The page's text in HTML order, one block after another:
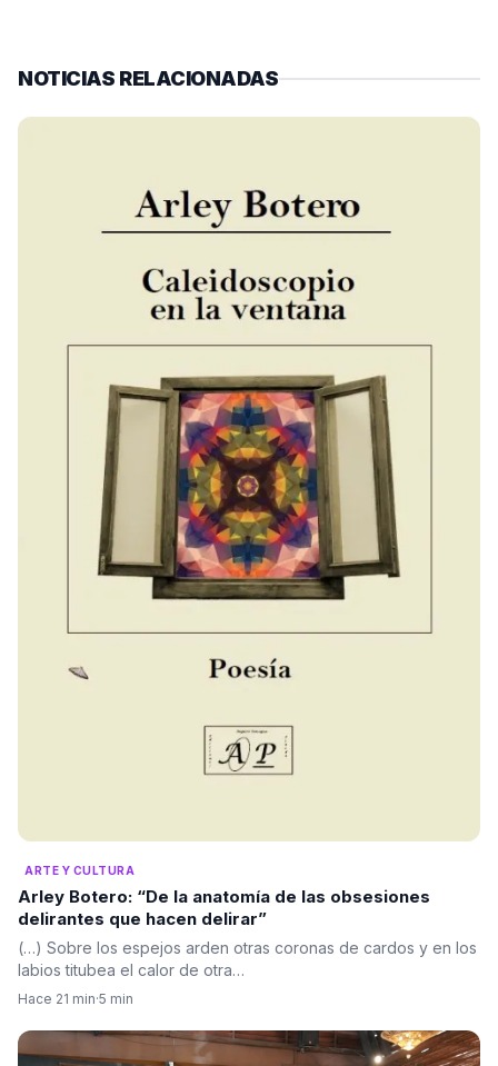
NOTICIAS RELACIONADAS
ARTE Y CULTURA
Arley Botero: “De la anatomía de las obsesiones
delirantes que hacen delirar”
(…) Sobre los espejos arden otras coronas de cardos y en los
labios titubea el calor de otra…
Hace 21 min·5 min